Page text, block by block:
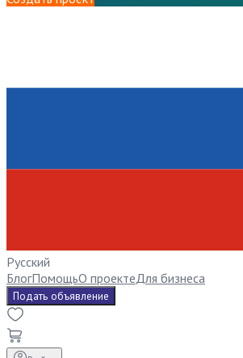
Русский
БлогПомощьО проектеДля бизнеса
Подать объявление